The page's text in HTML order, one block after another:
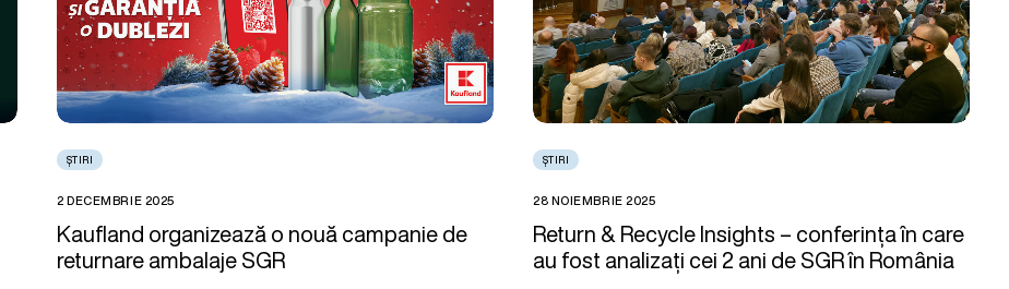
ȘTIRI
2 DECEMBRIE 2025
Kaufland organizează o nouă campanie de
returnare ambalaje SGR
ȘTIRI
28 NOIEMBRIE 2025
Return & Recycle Insights – conferința în care
au fost analizați cei 2 ani de SGR în România